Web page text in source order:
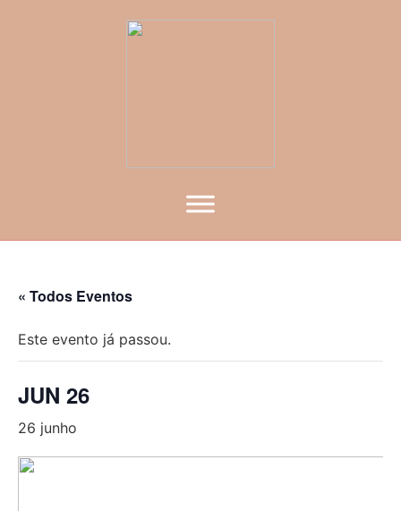
« Todos Eventos
Este evento já passou.
JUN 26
26 junho